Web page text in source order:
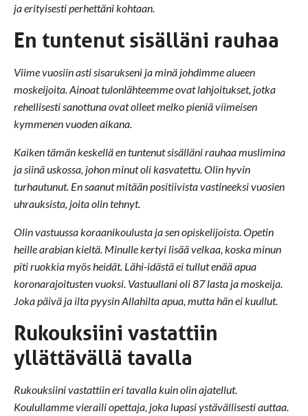
ja erityisesti perhettäni kohtaan.
En tuntenut sisälläni rauhaa
Viime vuosiin asti sisarukseni ja minä johdimme alueen
moskeijoita. Ainoat tulonlähteemme ovat lahjoitukset, jotka
rehellisesti sanottuna ovat olleet melko pieniä viimeisen
kymmenen vuoden aikana.
Kaiken tämän keskellä en tuntenut sisälläni rauhaa muslimina
ja siinä uskossa, johon minut oli kasvatettu. Olin hyvin
turhautunut. En saanut mitään positiivista vastineeksi vuosien
uhrauksista, joita olin tehnyt.
Olin vastuussa koraanikoulusta ja sen opiskelijoista. Opetin
heille arabian kieltä. Minulle kertyi lisää velkaa, koska minun
piti ruokkia myös heidät. Lähi-idästä ei tullut enää apua
koronarajoitusten vuoksi. Vastuullani oli 87 lasta ja moskeija.
Joka päivä ja ilta pyysin Allahilta apua, mutta hän ei kuullut.
Rukouksiini vastattiin
yllättävällä tavalla
Rukouksiini vastattiin eri tavalla kuin olin ajatellut.
Koulullamme vieraili opettaja, joka lupasi ystävällisesti auttaa.